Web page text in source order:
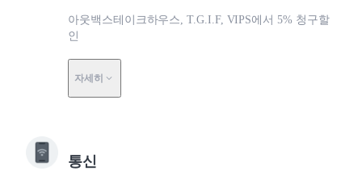
아웃백스테이크하우스, T.G.I.F, VIPS에서 5% 청구할
인
자세히
통신